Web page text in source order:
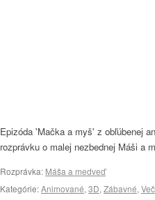
Epizóda 'Mačka a myš' z obľúbenej
rozprávku o malej nezbednej Máši a
Rozprávka: Máša a medveď
Kategórie:Animované, 3D, Zábavné,